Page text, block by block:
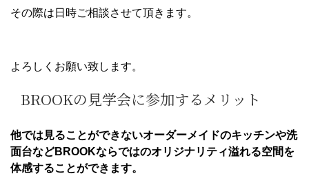
その際は日時ご相談させて頂きます。
よろしくお願い致します。
BROOKの見学会に参加するメリット
他では見ることができないオーダーメイドのキッチンや洗
面台などBROOKならではのオリジナリティ溢れる空間を
体感することができます。